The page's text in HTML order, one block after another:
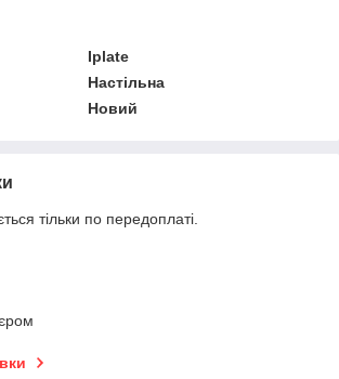
Iplate
Настільна
Новий
тільки по передоплаті.